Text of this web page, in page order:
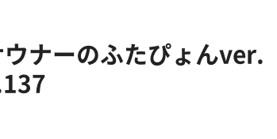
ナーのふたぴょんver.